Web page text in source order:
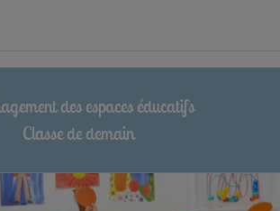
des espaces éducatifs
Classe de demain